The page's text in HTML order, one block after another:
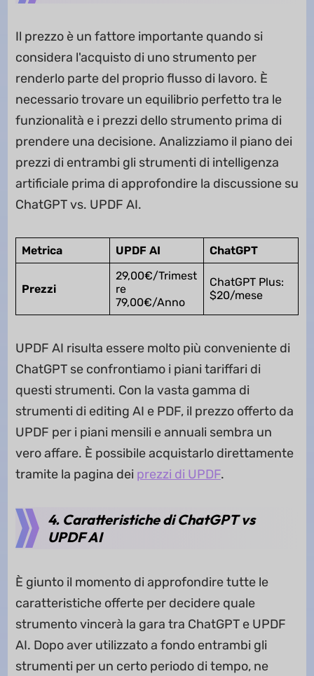
Il prezzo è un fattore importante quando si
considera l'acquisto di uno strumento per
renderlo parte del proprio flusso di lavoro. È
necessario trovare un equilibrio perfetto tra le
funzionalità e i prezzi dello strumento prima di
prendere una decisione. Analizziamo il piano dei
prezzi di entrambi gli strumenti di intelligenza
artificiale prima di approfondire la discussione su
ChatGPT vs. UPDF AI.
Metrica UPDF AI ChatGPT
Prezzi
29,00€/Trimest
re
79,00€/Anno
ChatGPT Plus:
$20/mese
UPDF AI risulta essere molto più conveniente di
ChatGPT se confrontiamo i piani tariffari di
questi strumenti. Con la vasta gamma di
strumenti di editing AI e PDF, il prezzo offerto da
UPDF per i piani mensili e annuali sembra un
vero affare. È possibile acquistarlo direttamente
tramite la pagina dei prezzi di UPDF.
4. Caratteristiche di ChatGPT vs
UPDF AI
È giunto il momento di approfondire tutte le
caratteristiche offerte per decidere quale
strumento vincerà la gara tra ChatGPT e UPDF
AI. Dopo aver utilizzato a fondo entrambi gli
strumenti per un certo periodo di tempo, ne